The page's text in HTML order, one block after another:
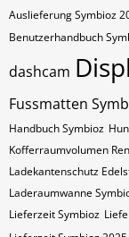
Auslieferung Symbioz
Benutzerhandbuch
dashcam
Fussmatten
Handbuch Symbioz
Kofferraumvolumen
Ladekantenschutz
Laderaumwanne
Lieferzeit Symbioz